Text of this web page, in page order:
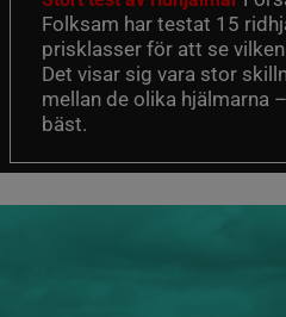
Folksam har testat 15
prisklasser för att se
Det visar sig vara stor
mellan de olika hjälmarna
bäst.